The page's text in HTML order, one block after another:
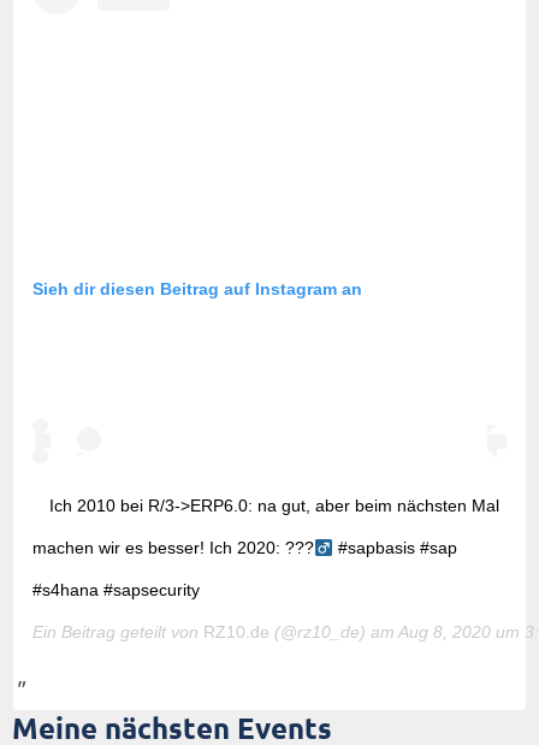
Sieh dir diesen Beitrag auf Instagram an
Ich 2010 bei R/3->ERP6.0: na gut, aber beim nächsten Mal
machen wir es besser! Ich 2020: ???‍ #sapbasis #sap
#s4hana #sapsecurity
Ein Beitrag geteilt von RZ10.de (@rz10_de) am Aug 8, 2020 um
Meine nächsten Events